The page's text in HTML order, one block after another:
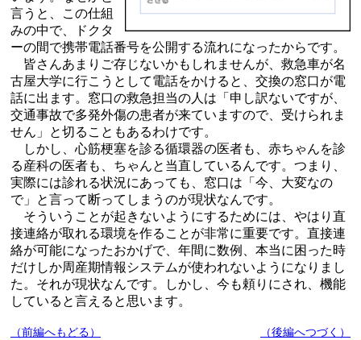
言うと、この仕組
みの中で、ドクタ
ーの間で携帯電話番号を公開する流れになったからです。
皆さんあまりご存じないかもしれませんが、救急車が名
古屋大学に行こうとして電話をかけると、交換の窓口が電
話に出ます。窓口の救急担当の人は「申し訳ないですが、
交通事故で多発外傷の患者が来ていますので、受けられま
せん」と切ることもあるわけです。
しかし、心筋梗塞を診る循環器の医者も、赤ちゃんを診
る産科の医者も、ちゃんと当直しているんです。つまり、
実際には診れる状況にあっても、窓口は「今、大変なの
で」と言って断ってしまうのが現状なんです。
そういうことが起きないようにするためには、やはり直
接連絡が取れる環境を作ることが非常に重要です。直接連
絡が可能になったおかげで、年間に数例、本当に困った時
だけしか周産期情報システムが使われないようになりまし
た。それが現状なんです。しかし、今も頼りにされ、機能
していると言えると思います。
（前編へもどる） （後編へつづく）